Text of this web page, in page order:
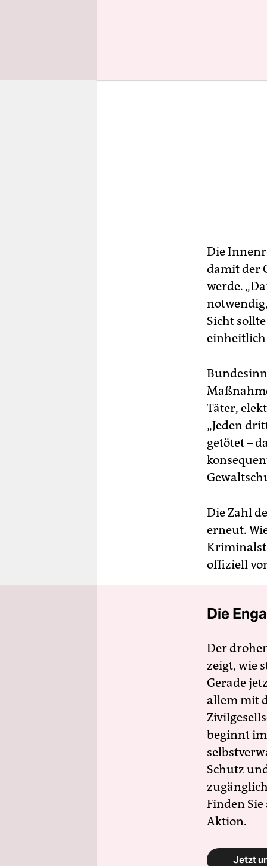
Die
damit der
werde.
Sicht
einheitlich
Täter,
„Jeden
getötet –
Die Zahl
erneut.
offiziell
Die
Der
zeigt, wie
Gerade
allem mit
beginnt
Schutz
Finden
Aktion.
Jetzt